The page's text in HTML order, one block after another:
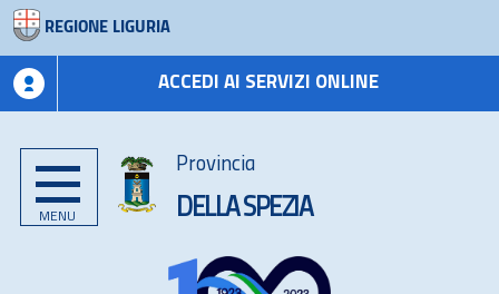
REGIONE LIGURIA
ACCEDI AI SERVIZI ONLINE
MENU
Provincia
DELLA SPEZIA